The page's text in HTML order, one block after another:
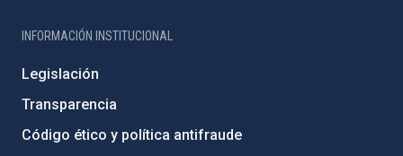
INFORMACIÓN INSTITUCIONAL
Legislación
Transparencia
Código ético y política antifraude